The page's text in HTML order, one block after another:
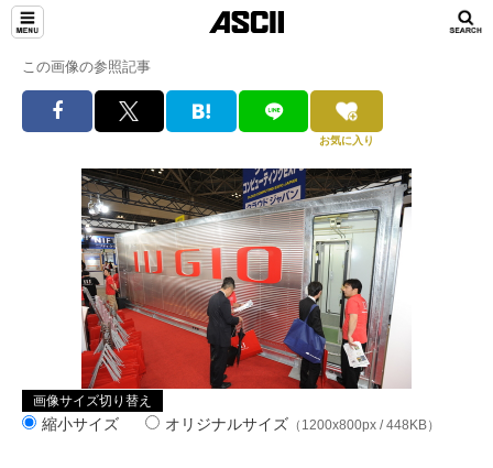
この画像の参照記事
お気に入り
画像サイズ切り替え
縮小サイズ オリジナルサイズ （1200x800px / 448KB）